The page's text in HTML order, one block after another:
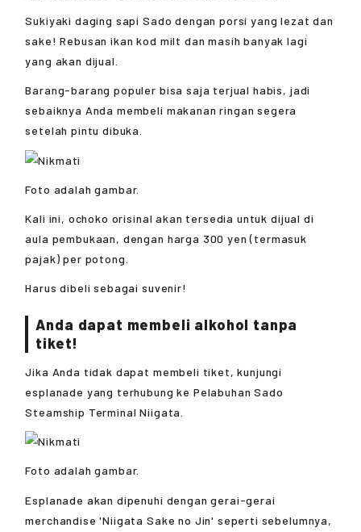
Sukiyaki daging sapi Sado dengan porsi yang lezat dan
sake! Rebusan ikan kod milt dan masih banyak lagi
yang akan dijual.
Barang-barang populer bisa saja terjual habis, jadi
sebaiknya Anda membeli makanan ringan segera
setelah pintu dibuka.
Foto adalah gambar.
Kali ini, ochoko orisinal akan tersedia untuk dijual di
aula pembukaan, dengan harga 300 yen (termasuk
pajak) per potong.
Harus dibeli sebagai suvenir!
Anda dapat membeli alkohol tanpa
tiket!
Jika Anda tidak dapat membeli tiket, kunjungi
esplanade yang terhubung ke Pelabuhan Sado
Steamship Terminal Niigata.
Foto adalah gambar.
Esplanade akan dipenuhi dengan gerai-gerai
merchandise 'Niigata Sake no Jin' seperti sebelumnya,